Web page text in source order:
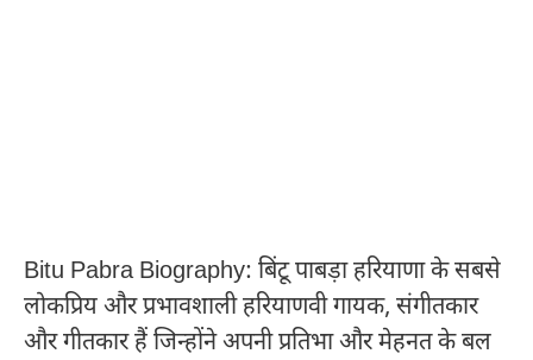
Bitu Pabra Biography: बिंटू पाबड़ा हरियाणा के सबसे
लोकप्रिय और प्रभावशाली हरियाणवी गायक, संगीतकार
और गीतकार हैं जिन्होंने अपनी प्रतिभा और मेहनत के बल